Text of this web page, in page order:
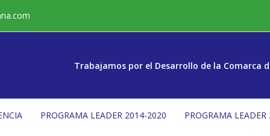
Trabajamos por el Desarrollo de la Comarca
PROGRAMA LEADER 2014-2020 PROGRAMA